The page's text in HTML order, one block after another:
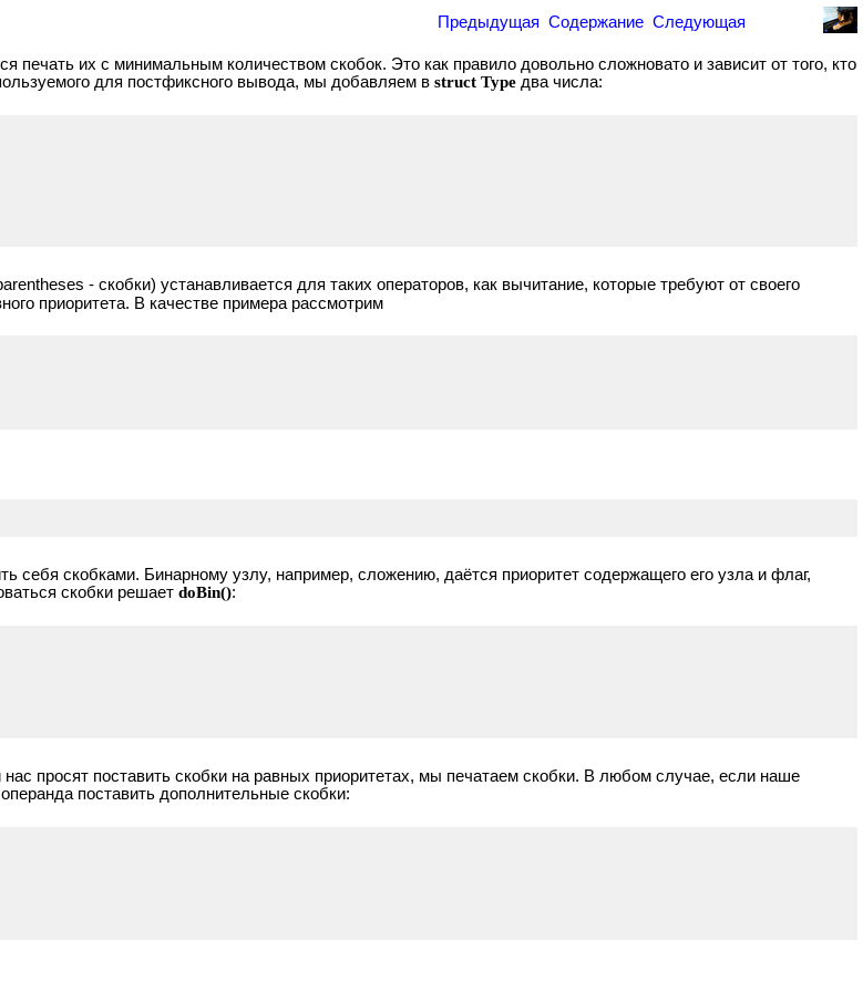
Предыдущая Содержание Следующая
их с минимальным количеством скобок. Это как правило довольно сложновато и зависит от того, кто
для постфиксного вывода, мы добавляем в struct Type два числа:
- скобки) устанавливается для таких операторов, как вычитание, которые требуют от своего
приоритета. В качестве примера рассмотрим
скобками. Бинарному узлу, например, сложению, даётся приоритет содержащего его узла и флаг,
скобки решает doBin():
просят поставить скобки на равных приоритетах, мы печатаем скобки. В любом случае, если наше
поставить дополнительные скобки: